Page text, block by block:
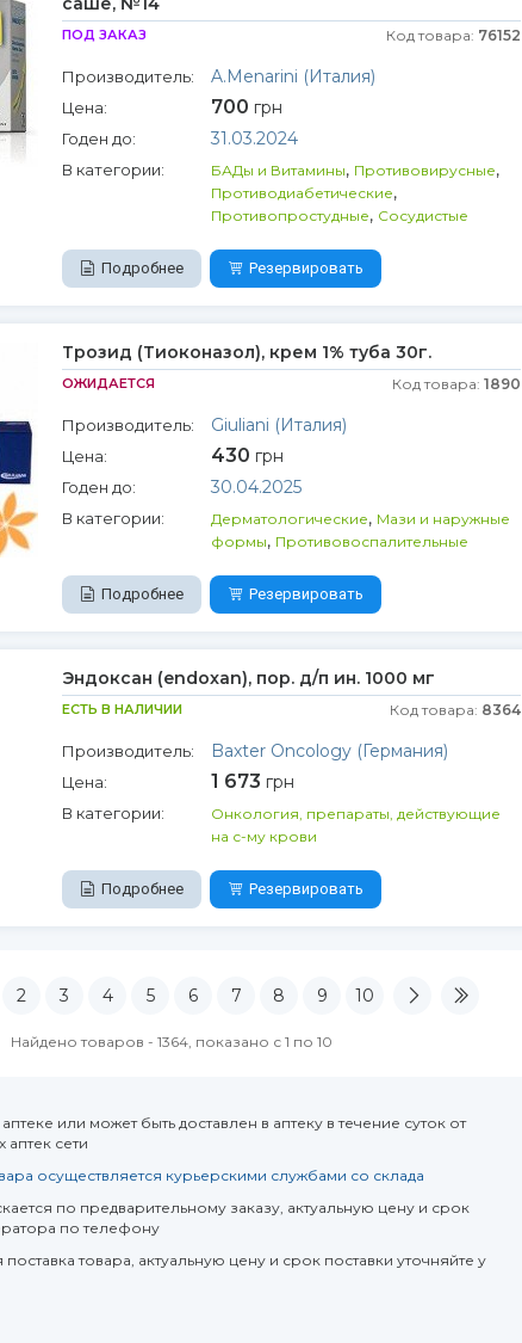
ПОД ЗАКАЗ Код товара: 76152
Производитель: A.Menarini (Италия)
Цена: 700 грн
Годен до: 31.03.2024
В категории: БАДы и Витамины, Противовирусные,
Противодиабетические,
Противопростудные, Сосудистые
Подробнее Резервировать
Трозид (Тиоконазол), крем 1% туба 30г.
ОЖИДАЕТСЯ Код товара: 1890
Производитель: Giuliani (Италия)
Цена: 430 грн
Годен до: 30.04.2025
В категории: Дерматологические, Мази и наружные
формы, Противовоспалительные
Подробнее Резервировать
Эндоксан (endoxan), пор. д/п ин. 1000 мг
ЕСТЬ В НАЛИЧИИ Код товара: 8364
Производитель: Baxter Oncology (Германия)
Цена: 1 673 грн
В категории:
Онкология, препараты, действующие
на с-му крови
Подробнее Резервировать
2 3 4 5 6 7 8 9 10
Найдено товаров - 1364, показано с 1 по 10
аптеке или может быть доставлен в аптеку в течение суток от
аптек сети
осуществляется курьерскими службами со склада
по предварительному заказу, актуальную цену и срок
по телефону
поставка товара, актуальную цену и срок поставки уточняйте у